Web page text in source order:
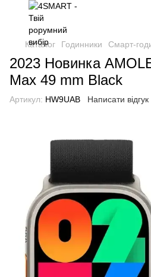
Каталог Годинники Смарт-
2023 Новинка
Max 49 mm Black
Артикул: HW9UAB Написати відгук